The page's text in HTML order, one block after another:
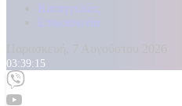
Καταγγελίες
Επικοινωνία
03:39:17